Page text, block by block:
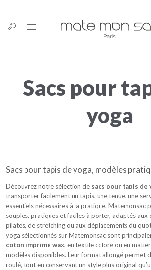
Sacs pour
yoga
Sacs pour tapis de yoga, modèles
Découvrez notre sélection de sacs pour tapis de
transporter facilement un tapis, une tenue, une
essentiels nécessaires à la pratique. Matemonsac
souples, pratiques et faciles à porter, adaptés aux
pilates, de stretching ou aux déplacements du
yoga sélectionnés sur Matemonsac sont
coton imprimé wax, en textile coloré ou en
modèles disponibles. Leur format allongé permet
roulé, tout en conservant un style plus original